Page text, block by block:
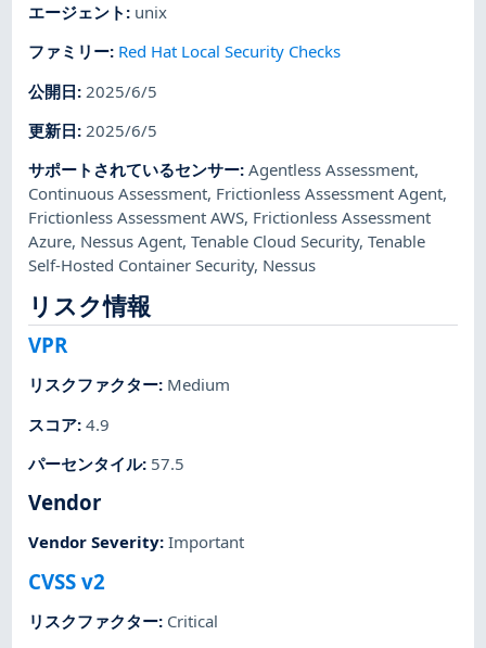
エージェント : unix
ファミリー: Red Hat Local Security Checks
公開日: 2025/6/5
更新日: 2025/6/5
サポートされているセンサー:Agentless Assessment,
Continuous Assessment, Frictionless Assessment Agent,
Frictionless Assessment AWS, Frictionless Assessment
Azure, Nessus Agent,Tenable Cloud Security,Tenable
Self-Hosted Container Security, Nessus
リスク情報
VPR
リスクファクター: Medium
スコア:4.9
パーセンタイル: 57.5
Vendor
Vendor Severity:Important
CVSS v2
リスクファクター: Critical